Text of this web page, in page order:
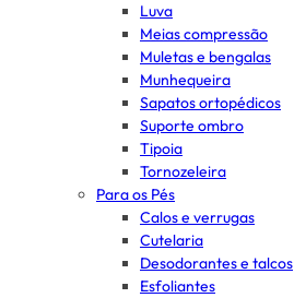
Luva
Meias compressão
Muletas e bengalas
Munhequeira
Sapatos ortopédicos
Suporte ombro
Tipoia
Tornozeleira
Para os Pés
Calos e verrugas
Cutelaria
Desodorantes e talcos
Esfoliantes